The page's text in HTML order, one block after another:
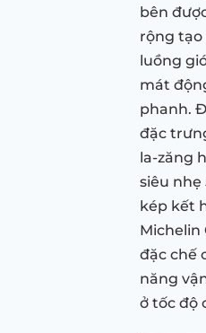
bên
rộng tạo
luồng
mát
phanh.
đặc
la-zăng
siêu nhẹ
kép kết
Michelin
đặc chế
năng
ở tốc độ